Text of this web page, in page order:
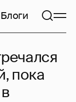
Блоги
пока